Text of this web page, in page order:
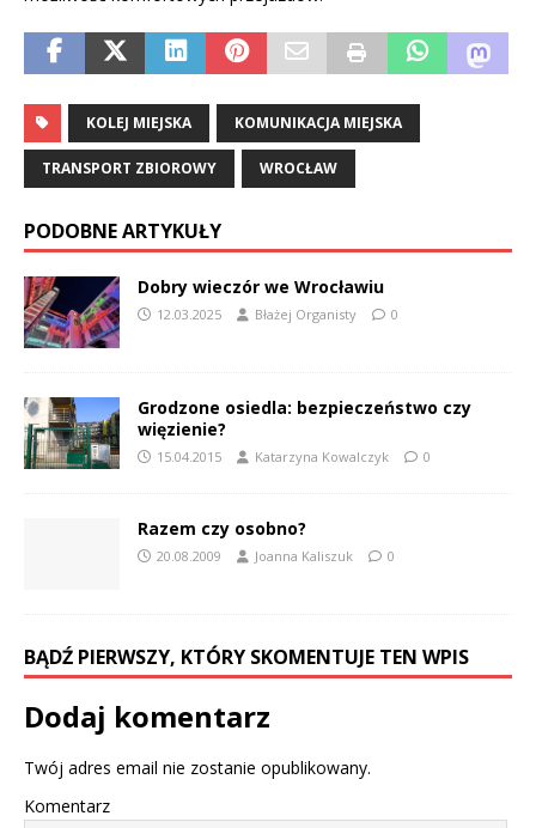
KOLEJ MIEJSKA KOMUNIKACJA MIEJSKA
TRANSPORT ZBIOROWY WROCŁAW
PODOBNE ARTYKUŁY
Dobry wieczór we Wrocławiu
12.03.2025 Błażej Organisty 0
Grodzone osiedla: bezpieczeństwo czy
więzienie?
15.04.2015 Katarzyna Kowalczyk 0
Razem czy osobno?
20.08.2009 Joanna Kaliszuk 0
BĄDŹ PIERWSZY, KTÓRY SKOMENTUJE TEN WPIS
Dodaj komentarz
Twój adres email nie zostanie opublikowany.
Komentarz